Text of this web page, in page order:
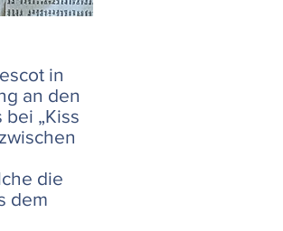
in
an den
„Kiss
die
dem